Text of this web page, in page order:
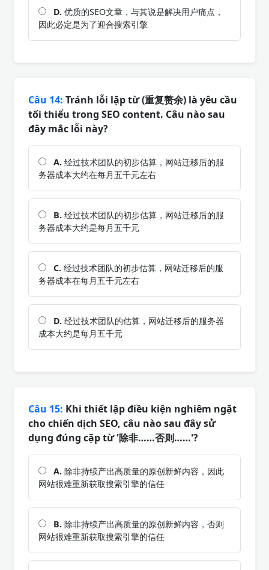
D. 优质的SEO文章，与其说是解决用户痛点，
因此必定是为了迎合搜索引擎
Câu 14: Tránh lỗi lặp từ (重复赘余) là yêu cầu
tối thiểu trong SEO content. Câu nào sau
đây mắc lỗi này?
A. 经过技术团队的初步估算，网站迁移后的服
务器成本大约在每月五千元左右
B. 经过技术团队的初步估算，网站迁移后的服
务器成本大约是每月五千元
C. 经过技术团队的初步估算，网站迁移后的服
务器成本在每月五千元左右
D. 经过技术团队的估算，网站迁移后的服务器
成本大约是每月五千元
Câu 15: Khi thiết lập điều kiện nghiêm ngặt
cho chiến dịch SEO, câu nào sau đây sử
dụng đúng cặp từ '除非……否则……'?
A. 除非持续产出高质量的原创新鲜内容，因此
网站很难重新获取搜索引擎的信任
B. 除非持续产出高质量的原创新鲜内容，否则
网站很难重新获取搜索引擎的信任